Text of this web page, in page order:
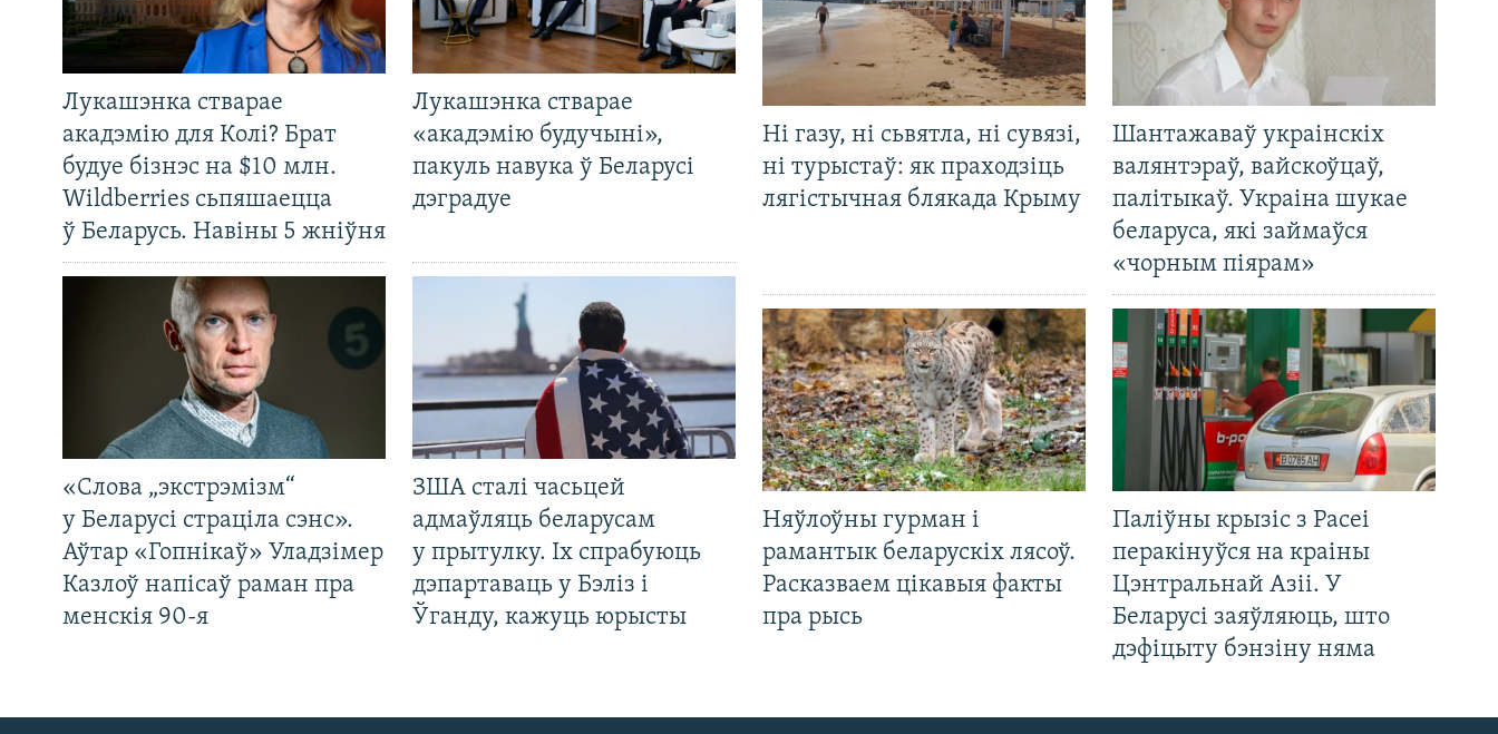
Лукашэнка стварае
акадэмію для Колі? Брат
будуе бізнэс на $10 млн.
Wildberries сьпяшаецца
ў Беларусь. Навіны 5 жніўня
Лукашэнка стварае
«акадэмію будучыні»,
пакуль навука ў Беларусі
дэградуе
«Слова „экстрэмізм“
у Беларусі страціла сэнс».
Аўтар «Гопнікаў» Уладзімер
Казлоў напісаў раман пра
менскія 90-я
ЗША сталі часьцей
адмаўляць беларусам
у прытулку. Іх спрабуюць
дэпартаваць у Бэліз і
Ўганду, кажуць юрысты
Ні газу, ні сьвятла, ні сувязі,
ні турыстаў: як праходзіць
лягістычная блякада Крыму
Шантажаваў украінскіх
валянтэраў, вайскоўцаў,
палітыкаў. Украіна шукае
беларуса, які займаўся
«чорным піярам»
Няўлоўны гурман і
рамантык беларускіх лясоў.
Расказваем цікавыя факты
пра рысь
Паліўны крызіс з Расеі
перакінуўся на краіны
Цэнтральнай Азіі. У
Беларусі заяўляюць, што
дэфіцыту бэнзіну няма